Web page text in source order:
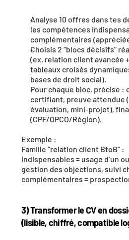
Analyse 10 offres dans tes
les compétences
complémentaires
Choisis 2 “blocs décisifs”
(ex. relation client avancée
tableaux croisés
bases de droit social).
Pour chaque bloc, précise :
certifiant, preuve attendue
évaluation, mini-projet),
(CPF/OPCO/Région).
Exemple :
Famille “relation client BtoB” :
indispensables = usage d’un
gestion des objections, suivi
complémentaires =
3) Transformer le CV en
(lisible, chiffré, compatible